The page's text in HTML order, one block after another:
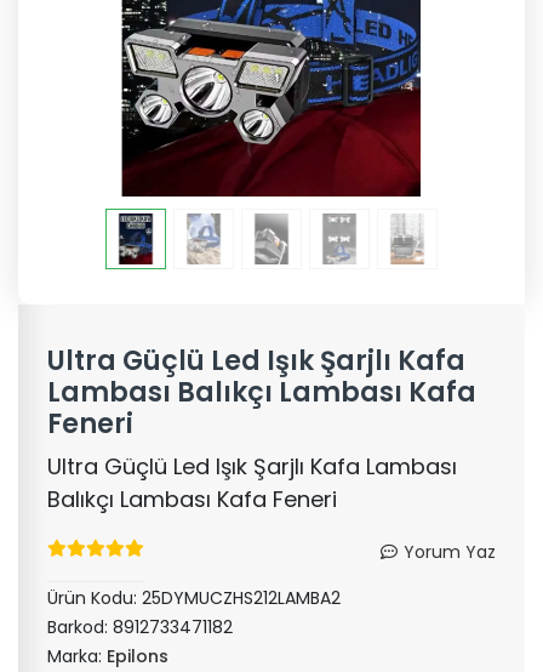
Ultra Güçlü Led Işık Şarjlı Kafa
Lambası Balıkçı Lambası Kafa
Feneri
Ultra Güçlü Led Işık Şarjlı Kafa Lambası
Balıkçı Lambası Kafa Feneri
Yorum Yaz
Ürün Kodu: 25DYMUCZHS212LAMBA2
Barkod: 8912733471182
Marka: Epilons